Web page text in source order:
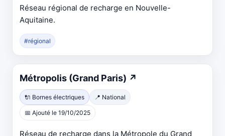
Réseau régional de recharge en Nouvelle-
Aquitaine.
#régional
Métropolis (Grand Paris) ↗
🔌 Bornes électriques 📍 National
📅 Ajouté le 19/10/2025
Réseau de recharge dans la Métropole du Grand